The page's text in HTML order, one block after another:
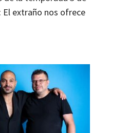
extraño nos ofrece